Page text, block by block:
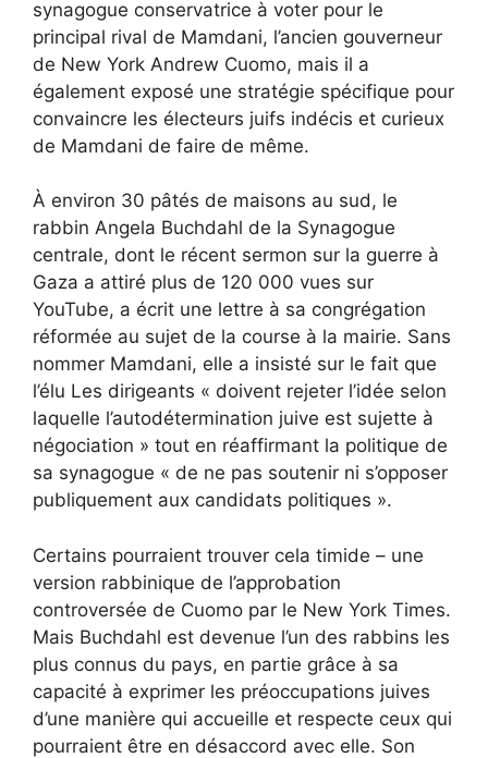
synagogue conservatrice à voter pour le
principal rival de Mamdani, l’ancien gouverneur
de New York Andrew Cuomo, mais il a
également exposé une stratégie spécifique pour
convaincre les électeurs juifs indécis et curieux
de Mamdani de faire de même.
À environ 30 pâtés de maisons au sud, le
rabbin Angela Buchdahl de la Synagogue
centrale, dont le récent sermon sur la guerre à
Gaza a attiré plus de 120 000 vues sur
YouTube, a écrit une lettre à sa congrégation
réformée au sujet de la course à la mairie. Sans
nommer Mamdani, elle a insisté sur le fait que
l’élu Les dirigeants « doivent rejeter l’idée selon
laquelle l’autodétermination juive est sujette à
négociation » tout en réaffirmant la politique de
sa synagogue « de ne pas soutenir ni s’opposer
publiquement aux candidats politiques ».
Certains pourraient trouver cela timide – une
version rabbinique de l’approbation
controversée de Cuomo par le New York Times.
Mais Buchdahl est devenue l’un des rabbins les
plus connus du pays, en partie grâce à sa
capacité à exprimer les préoccupations juives
d’une manière qui accueille et respecte ceux qui
pourraient être en désaccord avec elle. Son